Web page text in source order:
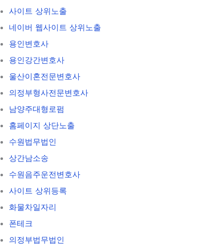
사이트 상위노출
네이버 웹사이트 상위노출
용인변호사
용인강간변호사
울산이혼전문변호사
의정부형사전문변호사
남양주대형로펌
홈페이지 상단노출
수원법무법인
상간남소송
수원음주운전변호사
사이트 상위등록
화물차일자리
폰테크
의정부법무법인